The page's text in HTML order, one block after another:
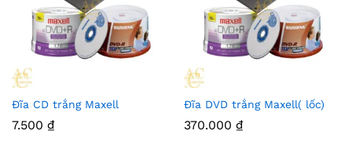
Đĩa CD trắng Maxell
7.500 ₫
Đĩa DVD trắng Maxell( lốc)
370.000 ₫